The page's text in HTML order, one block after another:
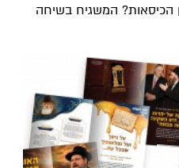
הכיסאות? המשגיח בשיחה